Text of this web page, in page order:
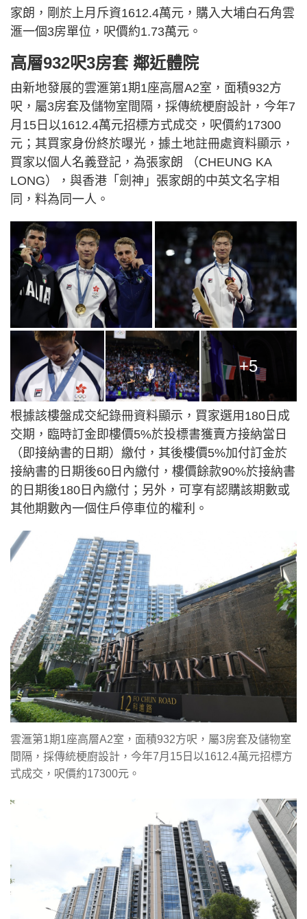
家朗，剛於上月斥資1612.4萬元，購入大埔白石角雲
滙一個3房單位，呎價約1.73萬元。
高層932呎3房套 鄰近體院
由新地發展的雲滙第1期1座高層A2室，面積932方
呎，屬3房套及儲物室間隔，採傳統梗廚設計，今年7
月15日以1612.4萬元招標方式成交，呎價約17300
元；其買家身份終於曝光，據土地註冊處資料顯示，
買家以個人名義登記，為張家朗 （CHEUNG KA
LONG），與香港「劍神」張家朗的中英文名字相
同，料為同一人。
+5
根據該樓盤成交紀錄冊資料顯示，買家選用180日成
交期，臨時訂金即樓價5%於投標書獲賣方接納當日
（即接納書的日期）繳付，其後樓價5%加付訂金於
接納書的日期後60日內繳付，樓價餘款90%於接納書
的日期後180日內繳付；另外，可享有認購該期數或
其他期數內一個住戶停車位的權利。
雲滙第1期1座高層A2室，面積932方呎，屬3房套及儲物室
間隔，採傳統梗廚設計，今年7月15日以1612.4萬元招標方
式成交，呎價約17300元。